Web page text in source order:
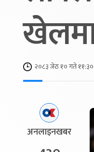
२०८३ जेठ १० गते ११:३०
अनलाइनखबर